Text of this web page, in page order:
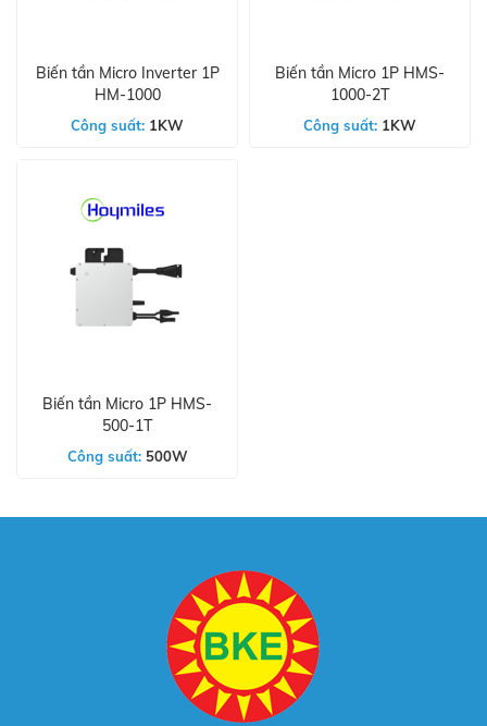
Biến tần Micro Inverter 1P
HM-1000
Công suất: 1KW
Biến tần Micro 1P HMS-
1000-2T
Công suất: 1KW
Biến tần Micro 1P HMS-
500-1T
Công suất: 500W